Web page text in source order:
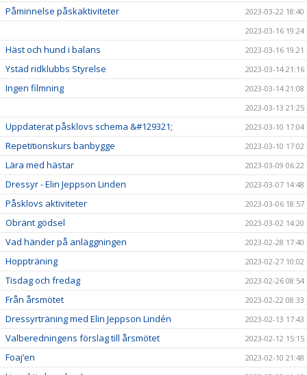
Påminnelse påskaktiviteter
2023-03-22 18:40
2023-03-16 19:24
Häst och hund i balans 2023-03-16 19:21
Ystad ridklubbs Styrelse 2023-03-14 21:16
Ingen filmning
2023-03-14 21:08
2023-03-13 21:25
Uppdaterat påsklovs schema &#129321; 2023-03-10 17:04
Repetitionskurs banbygge 2023-03-10 17:02
Lära med hästar 2023-03-09 06:22
Dressyr - Elin Jeppson Linden 2023-03-07 14:48
Påsklovs aktiviteter 2023-03-06 18:57
Obränt gödsel 2023-03-02 14:20
Vad händer på anläggningen 2023-02-28 17:40
Hoppträning 2023-02-27 10:02
Tisdag och fredag 2023-02-26 08:54
Från årsmötet 2023-02-22 08:33
Dressyrträning med Elin Jeppson Lindén 2023-02-13 17:43
Valberedningens förslag till årsmötet 2023-02-12 15:15
Foaj’en 2023-02-10 21:48